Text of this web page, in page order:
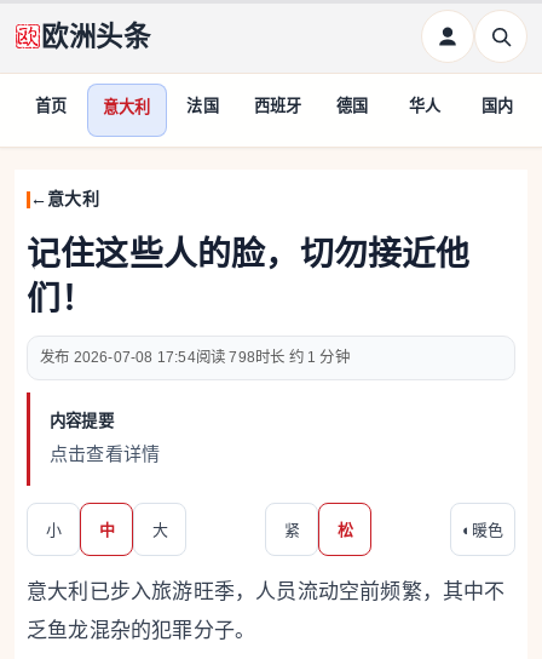
欧洲头条
首页 意大利 法国 西班牙 德国 华人 国内
意大利
记住这些人的脸，切勿接近他
们！
2026-07-08 17:54 798 约 1 分钟
内容提要
点击查看详情
小 中 大 紧 松 ◐ 暖色
意大利已步入旅游旺季，人员流动空前频繁，其中不
乏鱼龙混杂的犯罪分子。